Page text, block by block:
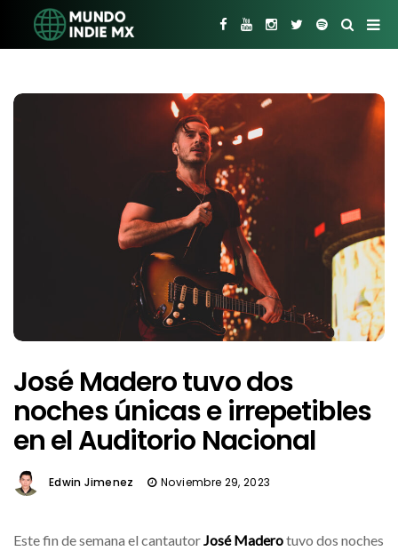
José Madero tuvo dos
noches únicas e irrepetibles
en el Auditorio Nacional
Edwin Jimenez Noviembre 29, 2023
Este fin de semana el cantautorJosé Maderotuvo dos noches